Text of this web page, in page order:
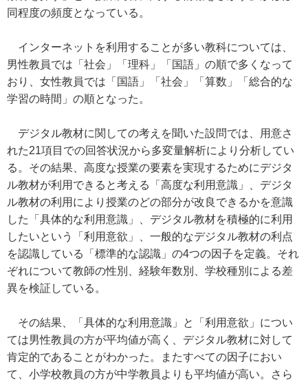
同程度の頻度となっている。
インターネットを利用することが多い教科については、
男性教員では「社会」「理科」「国語」の順で多くなって
おり、女性教員では「国語」「社会」「算数」「総合的な
学習の時間」の順となった。
デジタル教材に関しての考えを聞いた設問では、用意さ
れた21項目での回答状況から多変量解析により分析してい
る。その結果、高度な授業の要素を実現するためにデジタ
ル教材が利用できると考える「高度な利用意識」、デジタ
ル教材の利用により授業のどの部分が改良できるかを意識
した「具体的な利用意識」、デジタル教材を積極的に利用
したいという「利用意欲」、一般的なデジタル教材の利点
を認識している「標準的な認識」の4つの因子を定義。それ
ぞれについて教師の性別、経験年数別、学校種別による差
異を検証している。
その結果、「具体的な利用意識」と「利用意欲」につい
ては男性教員の方が平均値が高く、デジタル教材に対して
肯定的であることがわかった。またすべての因子におい
て、小学校教員の方が中学教員よりも平均値が高い。さら